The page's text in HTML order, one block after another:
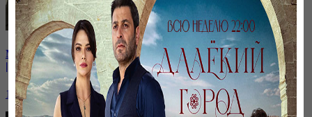
Мүгедекке банк несие бермейді | Мүгедектен пара сұрайды
| Мүгедекке сапасыз арба береді | Онкология!
10 ноября, 20:00